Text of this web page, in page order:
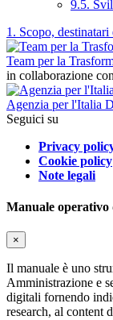
9.5.
1. Scopo,
Team per la
in collaborazione con
Agenzia per l'Italia
Seguici su
Privacy
Cookie policy
Note legali
Manuale operativo
×
Il manuale è uno
Amministrazione e
digitali fornendo
research, al content